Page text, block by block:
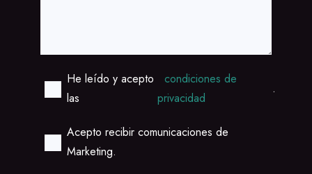
He leído y acepto
las
condiciones de
privacidad
.
Acepto recibir comunicaciones de
Marketing.